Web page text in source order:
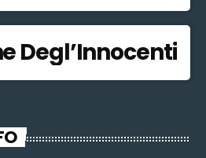
Degl’Innocenti